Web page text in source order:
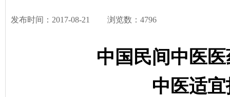
发布时间：2017-08-21 浏览数：4796
中国民间中医
中医适